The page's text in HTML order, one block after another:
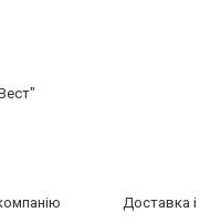
Доставка